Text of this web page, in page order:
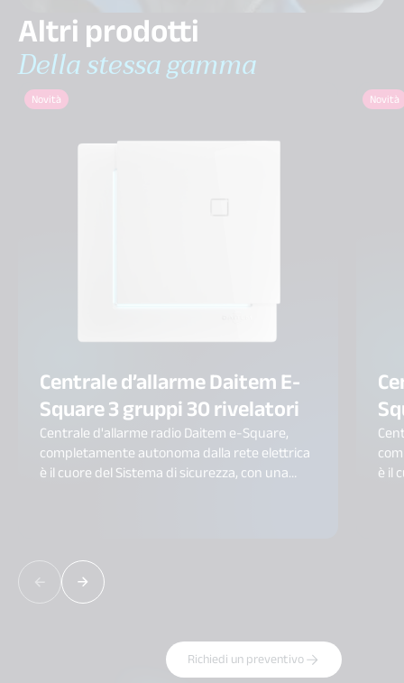
Altri prodotti
Della stessa gamma
Novità
Centrale d’allarme Daitem E-
Square 3 gruppi 30 rivelatori
Centrale d'allarme radio Daitem e-Square,
completamente autonoma dalla rete elettrica
è il cuore del Sistema di sicurezza, con una
Novità
è il
Richiedi un preventivo